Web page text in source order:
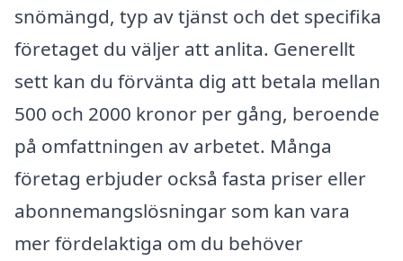
snömängd, typ av tjänst och det specifika
företaget du väljer att anlita. Generellt
sett kan du förvänta dig att betala mellan
500 och 2000 kronor per gång, beroende
på omfattningen av arbetet. Många
företag erbjuder också fasta priser eller
abonnemangslösningar som kan vara
mer fördelaktiga om du behöver